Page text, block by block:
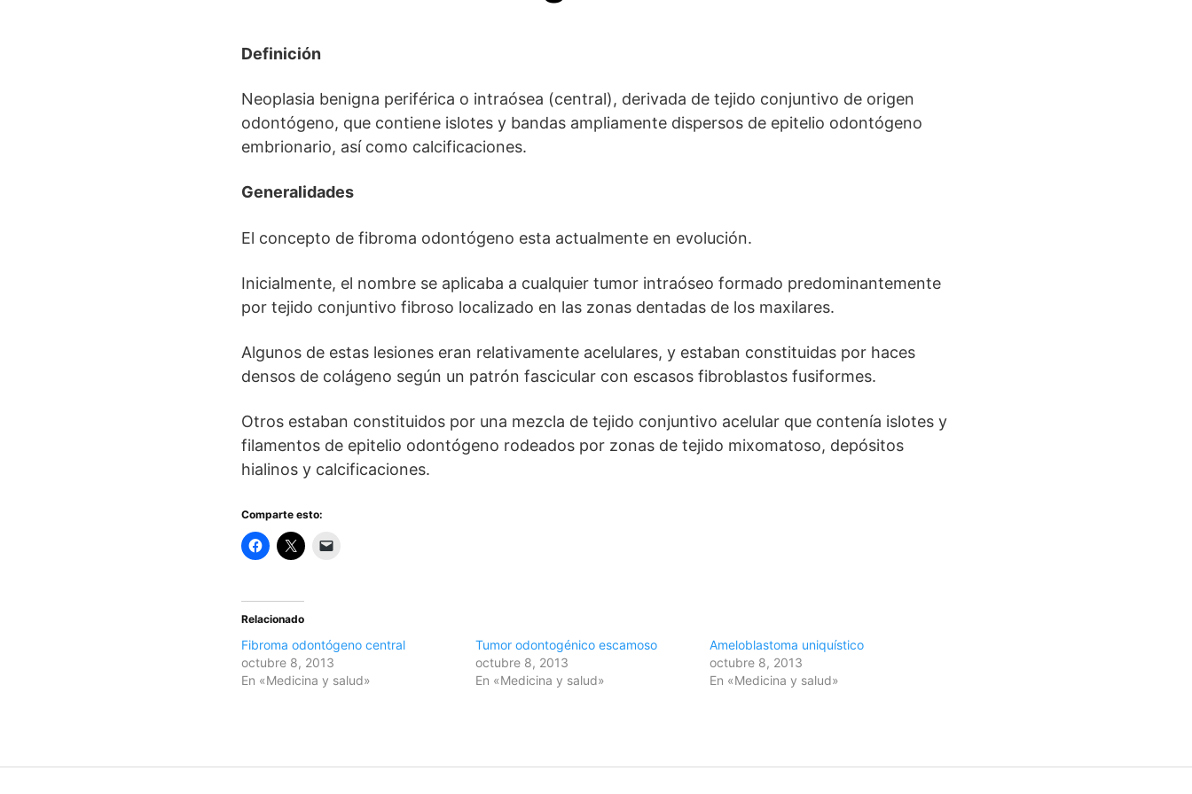
Definición
Neoplasia benigna periférica o intraósea (central), derivada de tejido conjuntivo de origen
odontógeno, que contiene islotes y bandas ampliamente dispersos de epitelio odontógeno
embrionario, así como calcificaciones.
Generalidades
El concepto de fibroma odontógeno esta actualmente en evolución.
Inicialmente, el nombre se aplicaba a cualquier tumor intraóseo formado predominantemente
por tejido conjuntivo fibroso localizado en las zonas dentadas de los maxilares.
Algunos de estas lesiones eran relativamente acelulares, y estaban constituidas por haces
densos de colágeno según un patrón fascicular con escasos fibroblastos fusiformes.
Otros estaban constituidos por una mezcla de tejido conjuntivo acelular que contenía islotes y
filamentos de epitelio odontógeno rodeados por zonas de tejido mixomatoso, depósitos
hialinos y calcificaciones.
Comparte esto:
Relacionado
Fibroma odontógeno central
octubre 8, 2013
En «Medicina y salud»
Tumor odontogénico escamoso
octubre 8, 2013
En «Medicina y salud»
Ameloblastoma uniquístico
octubre 8, 2013
En «Medicina y salud»